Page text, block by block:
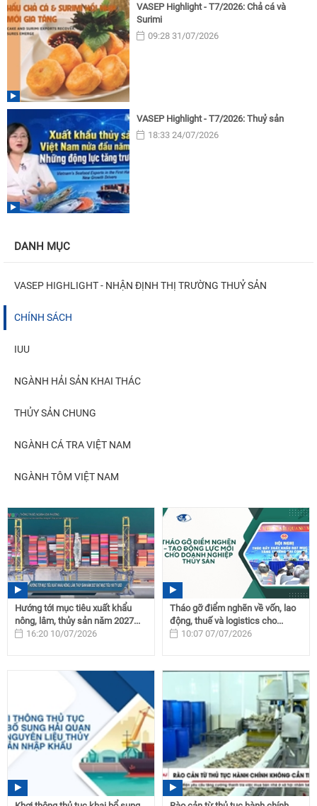
VASEP Highlight - T7/2026: Chả cá và
Surimi
09:28 31/07/2026
VASEP Highlight - T7/2026: Thuỷ sản
18:33 24/07/2026
DANH MỤC
VASEP HIGHLIGHT - NHẬN ĐỊNH THỊ TRƯỜNG THUỶ SẢN
CHÍNH SÁCH
IUU
NGÀNH HẢI SẢN KHAI THÁC
THỦY SẢN CHUNG
NGÀNH CÁ TRA VIỆT NAM
NGÀNH TÔM VIỆT NAM
Hướng tới mục tiêu xuất khẩu
nông, lâm, thủy sản năm 2027...
16:20 10/07/2026
Tháo gỡ điểm nghẽn về vốn, lao
động, thuế và logistics cho...
10:07 07/07/2026